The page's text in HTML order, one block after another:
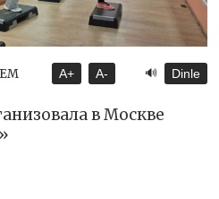
A+ A- 🔊 Dinle
в Москве